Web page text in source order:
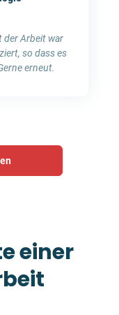
der Arbeit war
so dass es
erneut.
einer